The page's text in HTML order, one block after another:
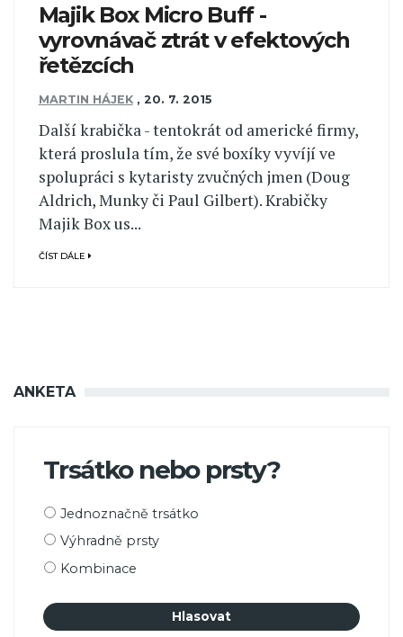
Majik Box Micro Buff -
vyrovnávač ztrát v efektových
řetězcích
MARTIN HÁJEK , 20. 7. 2015
Další krabička - tentokrát od americké firmy,
která proslula tím, že své boxíky vyvíjí ve
spolupráci s kytaristy zvučných jmen (Doug
Aldrich, Munky či Paul Gilbert). Krabičky
Majik Box us...
ČÍST DÁLE
ANKETA
Trsátko nebo prsty?
Možnosti
Jednoznačně trsátko
Výhradně prsty
Kombinace